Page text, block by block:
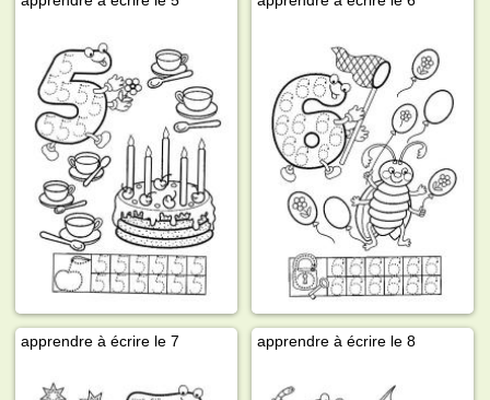
apprendre à écrire le 7 apprendre à écrire le 8